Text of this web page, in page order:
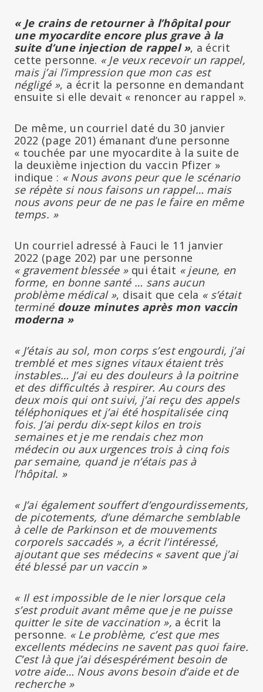
« Je crains de retourner à l’hôpital pour
une myocardite encore plus grave à la
suite d’une injection de rappel », a écrit
cette personne. « Je veux recevoir un rappel,
mais j’ai l’impression que mon cas est
négligé », a écrit la personne en demandant
ensuite si elle devait « renoncer au rappel ».
De même, un courriel daté du 30 janvier
2022 (page 201) émanant d’une personne
« touchée par une myocardite à la suite de
la deuxième injection du vaccin Pfizer »
indique : « Nous avons peur que le scénario
se répète si nous faisons un rappel… mais
nous avons peur de ne pas le faire en même
temps. »
Un courriel adressé à Fauci le 11 janvier
2022 (page 202) par une personne
« gravement blessée » qui était « jeune, en
forme, en bonne santé … sans aucun
problème médical », disait que cela « s’était
terminé douze minutes après mon vaccin
moderna »
« J’étais au sol, mon corps s’est engourdi, j’ai
tremblé et mes signes vitaux étaient très
instables… J’ai eu des douleurs à la poitrine
et des difficultés à respirer. Au cours des
deux mois qui ont suivi, j’ai reçu des appels
téléphoniques et j’ai été hospitalisée cinq
fois. J’ai perdu dix-sept kilos en trois
semaines et je me rendais chez mon
médecin ou aux urgences trois à cinq fois
par semaine, quand je n’étais pas à
l’hôpital. »
« J’ai également souffert d’engourdissements,
de picotements, d’une démarche semblable
à celle de Parkinson et de mouvements
corporels saccadés », a écrit l’intéressé,
ajoutant que ses médecins « savent que j’ai
été blessé par un vaccin »
« Il est impossible de le nier lorsque cela
s’est produit avant même que je ne puisse
quitter le site de vaccination », a écrit la
personne. « Le problème, c’est que mes
excellents médecins ne savent pas quoi faire.
C’est là que j’ai désespérément besoin de
votre aide… Nous avons besoin d’aide et de
recherche »